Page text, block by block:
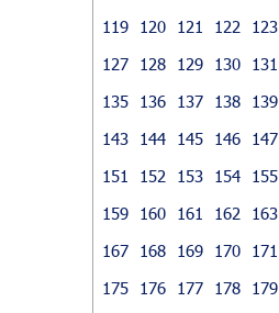
119
120 121 122 123
127
128 129 130 131
135
136 137 138 139
143
144 145 146 147
151
152 153 154 155
159
160 161 162 163
167
168 169 170 171
175
176 177 178 179